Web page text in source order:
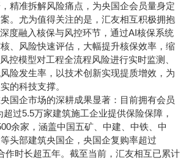
精准拆解风险痛点，为央国企会员量身定
。尤为值得关注的是，汇友相互积极拥抱
度融入核保与风控环节，通过AI核保系统
、风险快速评估，大幅提升核保效率，缩
控模型对工程全流程风险进行实时监测、
险发生率，以技术创新实现提质增效，为
的科技支撑。
国企市场的深耕成果显著：目前拥有会员
过5.5万家建筑施工企业提供保险保障，
余家，涵盖中国五矿、中建、中铁、中
头部建筑央国企，央国企复购率超过
作时长超五年。截至当前，汇友相互已累计